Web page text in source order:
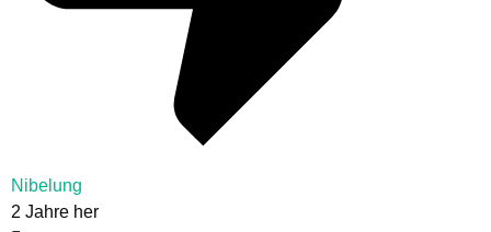
Nibelung
2 Jahre her